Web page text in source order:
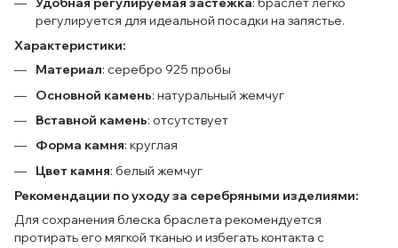
регулируется для идеальной посадки на запястье.
Характеристики:
Материал: серебро 925 пробы
Основной камень: натуральный жемчуг
Вставной камень: отсутствует
Форма камня: круглая
Цвет камня: белый жемчуг
Рекомендации по уходу за серебряными изделиями:
Для сохранения блеска браслета рекомендуется
протирать его мягкой тканью и избегать контакта с